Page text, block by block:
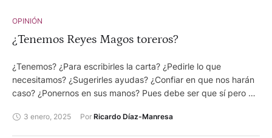
OPINIÓN
¿Tenemos Reyes Magos toreros?
¿Tenemos? ¿Para escribirles la carta? ¿Pedirle lo que
necesitamos? ¿Sugerirles ayudas? ¿Confiar en que nos harán
caso? ¿Ponernos en sus manos? Pues debe ser que sí pero no
pidan lo que es necesario y muchas veces imprescindible.
3 enero, 2025 Por Ricardo Díaz-Manresa